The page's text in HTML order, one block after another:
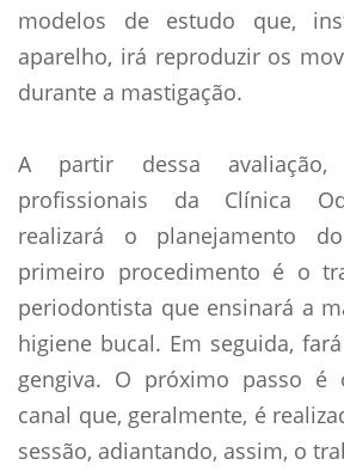
modelos de estudo que,
aparelho, irá reproduzir os
durante a mastigação.
A partir dessa
profissionais da Clínica
realizará o planejamento
primeiro procedimento é o
periodontista que ensinará a
higiene bucal. Em seguida,
gengiva. O próximo passo é
canal que, geralmente, é
sessão, adiantando, assim, o